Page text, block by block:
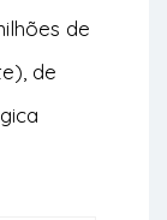
de
de